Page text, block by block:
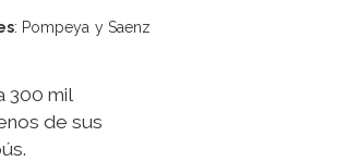
: Pompeya y Saenz
300 mil
de sus